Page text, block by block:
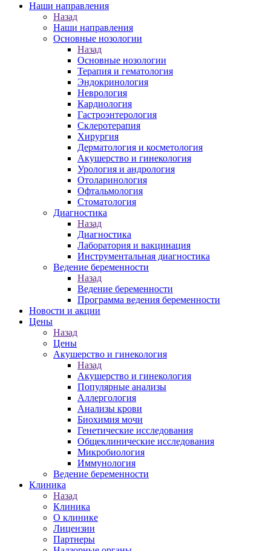
Наши направления
Назад
Наши направления
Основные нозологии
Назад
Основные нозологии
Терапия и гематология
Эндокринология
Неврология
Кардиология
Гастроэнтерология
Склеротерапия
Хирургия
Дерматология и косметология
Акушерство и гинекология
Урология и андрология
Отоларинология
Офтальмология
Стоматология
Диагностика
Назад
Диагностика
Лаборатория и вакцинация
Инструментальная диагностика
Ведение беременности
Назад
Ведение беременности
Программа ведения беременности
Новости и акции
Цены
Назад
Цены
Акушерство и гинекология
Назад
Акушерство и гинекология
Популярные анализы
Аллергология
Анализы крови
Биохимия мочи
Генетические исследования
Общеклинические исследования
Микробиология
Иммунология
Ведение беременности
Клиника
Назад
Клиника
О клинике
Лицензии
Партнеры